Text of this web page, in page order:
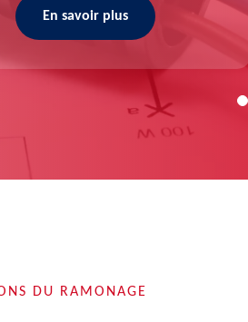
En savoir plus
DU RAMONAGE